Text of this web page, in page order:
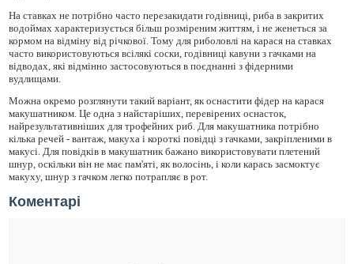
На ставках не потрібно часто перезакидати годівниці, риба в закритих
водоймах характеризується більш розміреним життям, і не женеться за
кормом на відміну від річкової. Тому для риболовлі на карася на ставках
часто використовуються всілякі соски, годівниці кавуни з гачками на
відводах, які відмінно застосовуються в поєднанні з фідерними
вудлищами.
Можна окремо розглянути такий варіант, як оснастити фідер на карася
макушатником. Це одна з найстаріших, перевірених оснасток,
найрезультативніших для трофейних риб. Для макушатника потрібно
кілька речей - вантаж, макуха і короткі повідці з гачками, закріпленими в
макусі. Для повідків в макушатник бажано використовувати плетений
шнур, оскільки він не має пам'яті, як волосінь, і коли карась засмоктує
макуху, шнур з гачком легко потрапляє в рот.
Коментарі